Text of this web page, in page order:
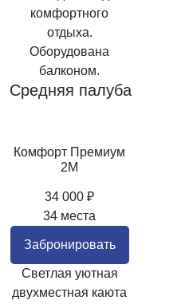
комфортного
отдыха.
Оборудована
балконом.
Средняя палуба
Комфорт Премиум
2M
34 000 ₽
34 места
Забронировать
Светлая уютная
двухместная каюта